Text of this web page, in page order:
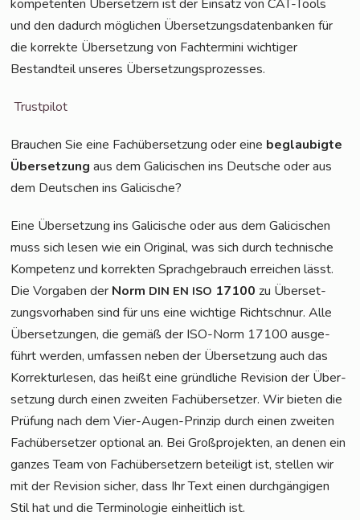
kom­pe­ten­ten Über­set­zern ist der Ein­satz von CAT-Tools
und den dadurch mög­li­chen Über­set­zungs­da­ten­ban­ken für
die kor­rek­te Über­set­zung von Fach­ter­mi­ni wich­ti­ger
Bestand­teil unse­res Übersetzungsprozesses.
Trust­pi­lot
Brau­chen Sie eine Fach­über­set­zung oder eine beglau­big­te
Über­set­zung aus dem Gali­cis­chen ins Deut­sche oder aus
dem Deut­schen ins Galicische?
Eine Über­set­zung ins Gali­cische oder aus dem Gali­cis­chen
muss sich lesen wie ein Ori­gi­nal, was sich durch tech­ni­sche
Kom­pe­tenz und kor­rek­ten Sprach­ge­brauch errei­chen lässt.
Die Vor­ga­ben der Norm DIN EN ISO 17100 zu Über­set­
zungs­vor­ha­ben sind für uns eine wich­ti­ge Richt­schnur. Alle
Über­set­zun­gen, die gemäß der ISO-Norm 17100 aus­ge­
führt wer­den, umfas­sen neben der Über­set­zung auch das
Kor­rek­tur­le­sen, das heißt eine gründ­li­che Revi­si­on der Über­
set­zung durch einen zwei­ten Fach­über­set­zer. Wir bie­ten die
Prü­fung nach dem Vier-Augen-Prin­zip durch einen zwei­ten
Fach­über­set­zer optio­nal an. Bei Groß­pro­jek­ten, an denen ein
gan­zes Team von Fach­über­set­zern betei­ligt ist, stel­len wir
mit der Revi­si­on sicher, dass Ihr Text einen durch­gän­gi­gen
Stil hat und die Ter­mi­no­lo­gie ein­heit­lich ist.